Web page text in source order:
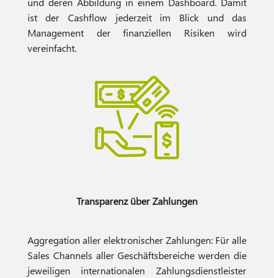
ist der Cashflow jederzeit im Blick und das
Management der finanziellen Risiken wird
vereinfacht.
Transparenz über Zahlungen
Aggregation aller elektronischer Zahlungen: Für alle
Sales Channels aller Geschäftsbereiche werden die
jeweiligen internationalen Zahlungsdienstleister